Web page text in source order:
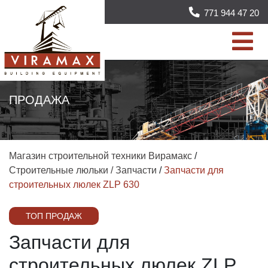
771 944 47 20
ПРОДАЖА
Магазин строительной техники Вирамакс /
Строительные люльки / Запчасти /Запчасти для
строительных люлек ZLP 630
ТОП ПРОДАЖ
Запчасти для